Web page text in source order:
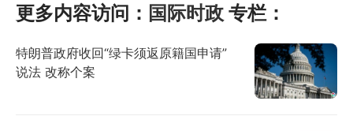
更多内容访问： 国际时政 专栏：
特朗普政府收回“绿卡须返原籍国申请”
说法 改称个案